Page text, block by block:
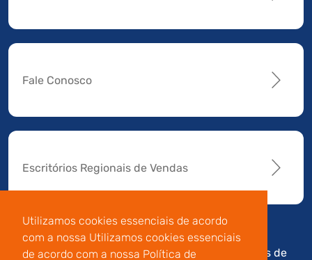
Utilizamos cookies essenciais de acordo
com a nossa Utilizamos cookies essenciais
de acordo com a nossa Política de
Fale Conosco
Escritórios Regionais de Vendas
Av. Manoel da Nóbrega,
Termos de
Código de